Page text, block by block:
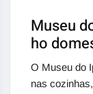
Museu
ho
O Museu do
nas